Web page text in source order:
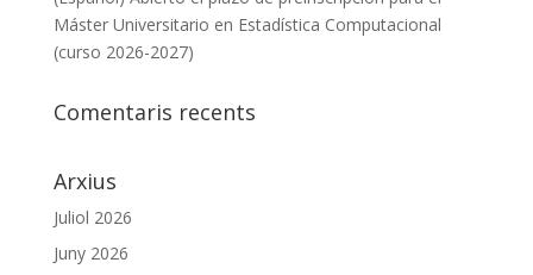
Máster Universitario en Estadística Computacional
(curso 2026-2027)
Comentaris recents
Arxius
Juliol 2026
Juny 2026